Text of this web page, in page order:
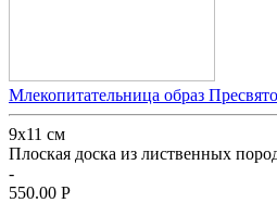
Млекопитательница образ
9х11 см
Плоская доска из лиственных
-
550.00 Р